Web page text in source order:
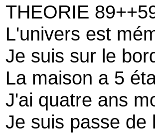
THEORIE
L'univers est
Je suis sur le
La maison a 5
J'ai quatre ans
Je suis passe de